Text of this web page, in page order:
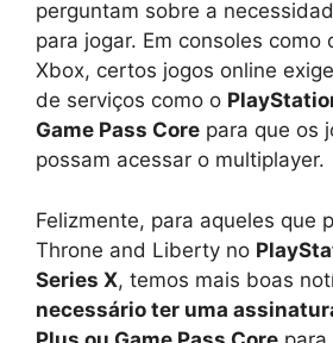
perguntam sobre a
para jogar. Em consoles como
Xbox, certos jogos online
de serviços como o
Game Pass Core para que os
possam acessar o multiplayer.
Felizmente, para aqueles que
Throne and Liberty no
Series X, temos mais boas
necessário ter uma